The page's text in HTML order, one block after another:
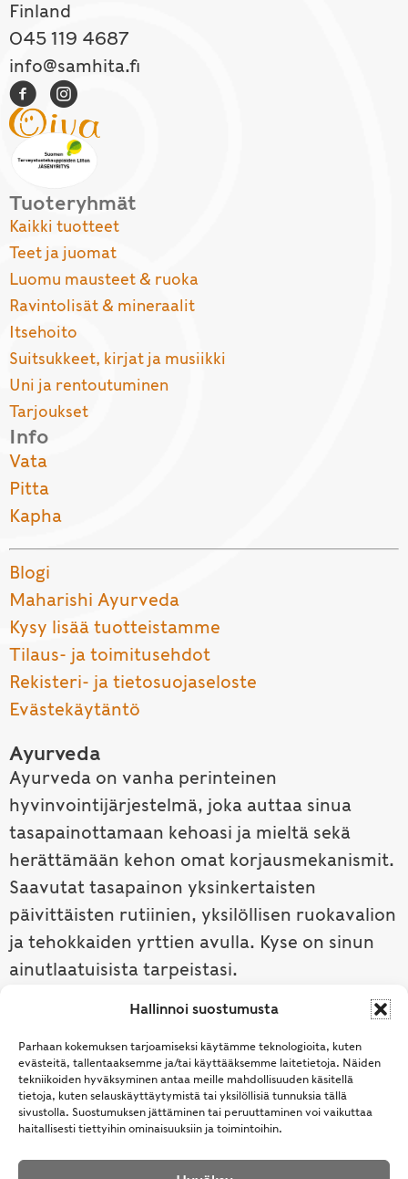
Hallinnoi suostumusta
Parhaan kokemuksen tarjoamiseksi käytämme teknologioita, kuten
evästeitä, tallentaaksemme ja/tai käyttääksemme laitetietoja. Näiden
tekniikoiden hyväksyminen antaa meille mahdollisuuden käsitellä
tietoja, kuten selauskäyttäytymistä tai yksilöllisiä tunnuksia tällä
sivustolla. Suostumuksen jättäminen tai peruuttaminen voi vaikuttaa
haitallisesti tiettyihin ominaisuuksiin ja toimintoihin.
Finland
045 119 4687
info@samhita.fi
Tuoteryhmät
Kaikki tuotteet
Teet ja juomat
Luomu mausteet & ruoka
Ravintolisät & mineraalit
Itsehoito
Suitsukkeet, kirjat ja musiikki
Uni ja rentoutuminen
Tarjoukset
Info
Vata
Pitta
Kapha
Blogi
Maharishi Ayurveda
Kysy lisää tuotteistamme
Tilaus- ja toimitusehdot
Rekisteri- ja tietosuojaseloste
Evästekäytäntö
Ayurveda
Ayurveda on vanha perinteinen
hyvinvointijärjestelmä, joka auttaa sinua
tasapainottamaan kehoasi ja mieltä sekä
herättämään kehon omat korjausmekanismit.
Saavutat tasapainon yksinkertaisten
päivittäisten rutiinien, yksilöllisen ruokavalion
ja tehokkaiden yrttien avulla. Kyse on sinun
ainutlaatuisista tarpeistasi.
Tutustu ayurvedaan →